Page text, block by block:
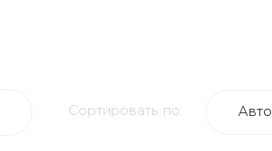
Сортировать по: